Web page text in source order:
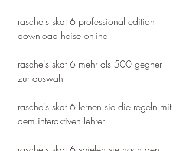
rasche's skat 6 professional edition
download heise online
rasche's skat 6 mehr als 500 gegner
zur auswahl
rasche's skat 6 lernen sie die regeln mit
dem interaktiven lehrer